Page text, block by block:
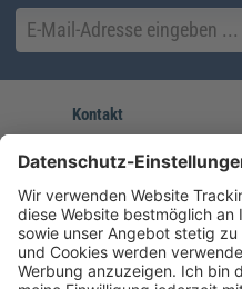
Kontakt
service@forum-verlag.com
Mo-Do 07:30 - 17:00 Uhr
Fr 07:30 - 15:00 Uhr